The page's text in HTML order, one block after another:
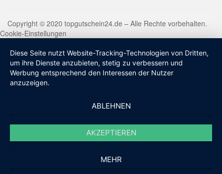
Copyright © 2020 topgutschein24.de – Alle Rechte vorbehalten.
Cookie-Einstellungen
Diese Seite nutzt Website-Tracking-Technologien von Dritten,
um ihre Dienste anzubieten, stetig zu verbessern und
Werbung entsprechend den Interessen der Nutzer
anzuzeigen.
ABLEHNEN
AKZEPTIEREN
MEHR